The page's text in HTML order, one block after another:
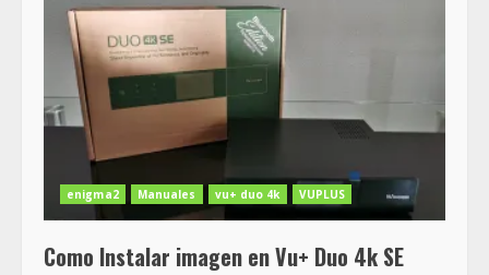
enigma2 Manuales vu+ duo 4k VUPLUS
Como Instalar imagen en Vu+ Duo 4k SE